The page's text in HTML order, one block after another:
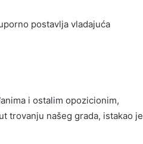
postavlja vladajuća
i ostalim opozicionim,
trovanju našeg grada, istakao je